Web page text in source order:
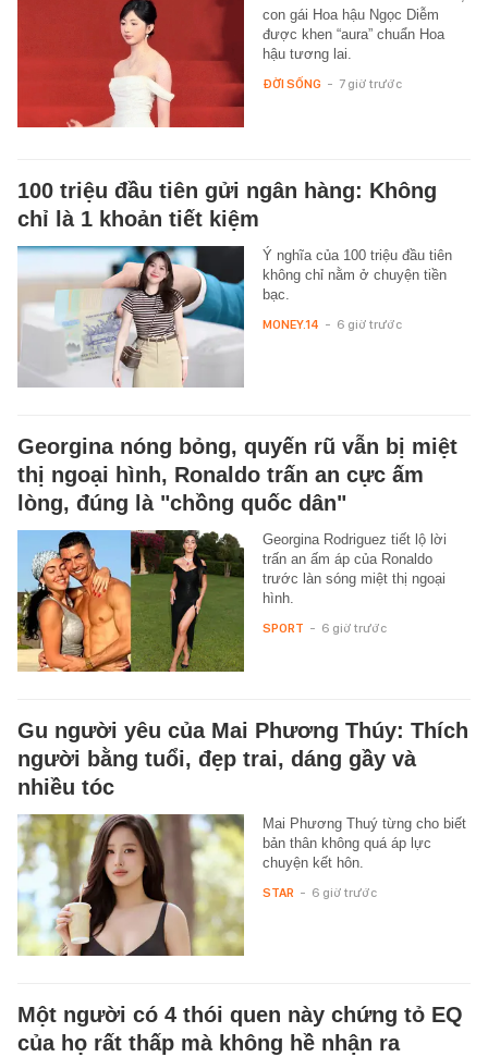
con gái Hoa hậu Ngọc Diễm
được khen “aura” chuẩn Hoa
hậu tương lai.
ĐỜI SỐNG - 7 giờ trước
100 triệu đầu tiên gửi ngân hàng: Không
chỉ là 1 khoản tiết kiệm
Ý nghĩa của 100 triệu đầu tiên
không chỉ nằm ở chuyện tiền
bạc.
MONEY.14 - 6 giờ trước
Georgina nóng bỏng, quyến rũ vẫn bị miệt
thị ngoại hình, Ronaldo trấn an cực ấm
lòng, đúng là "chồng quốc dân"
Georgina Rodriguez tiết lộ lời
trấn an ấm áp của Ronaldo
trước làn sóng miệt thị ngoại
hình.
SPORT - 6 giờ trước
Gu người yêu của Mai Phương Thúy: Thích
người bằng tuổi, đẹp trai, dáng gầy và
nhiều tóc
Mai Phương Thuý từng cho biết
bản thân không quá áp lực
chuyện kết hôn.
STAR - 6 giờ trước
Một người có 4 thói quen này chứng tỏ EQ
của họ rất thấp mà không hề nhận ra